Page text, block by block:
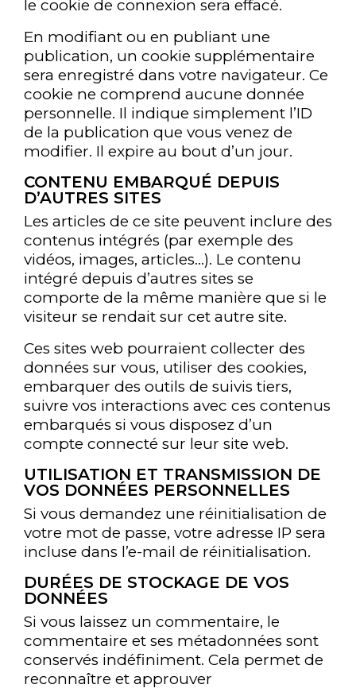
le cookie de connexion sera effacé.
En modifiant ou en publiant une
publication, un cookie supplémentaire
sera enregistré dans votre navigateur. Ce
cookie ne comprend aucune donnée
personnelle. Il indique simplement l’ID
de la publication que vous venez de
modifier. Il expire au bout d’un jour.
CONTENU EMBARQUÉ DEPUIS
D’AUTRES SITES
Les articles de ce site peuvent inclure des
contenus intégrés (par exemple des
vidéos, images, articles…). Le contenu
intégré depuis d’autres sites se
comporte de la même manière que si le
visiteur se rendait sur cet autre site.
Ces sites web pourraient collecter des
données sur vous, utiliser des cookies,
embarquer des outils de suivis tiers,
suivre vos interactions avec ces contenus
embarqués si vous disposez d’un
compte connecté sur leur site web.
UTILISATION ET TRANSMISSION DE
VOS DONNÉES PERSONNELLES
Si vous demandez une réinitialisation de
votre mot de passe, votre adresse IP sera
incluse dans l’e-mail de réinitialisation.
DURÉES DE STOCKAGE DE VOS
DONNÉES
Si vous laissez un commentaire, le
commentaire et ses métadonnées sont
conservés indéfiniment. Cela permet de
reconnaître et approuver
DEMANDE D'INFORMATION